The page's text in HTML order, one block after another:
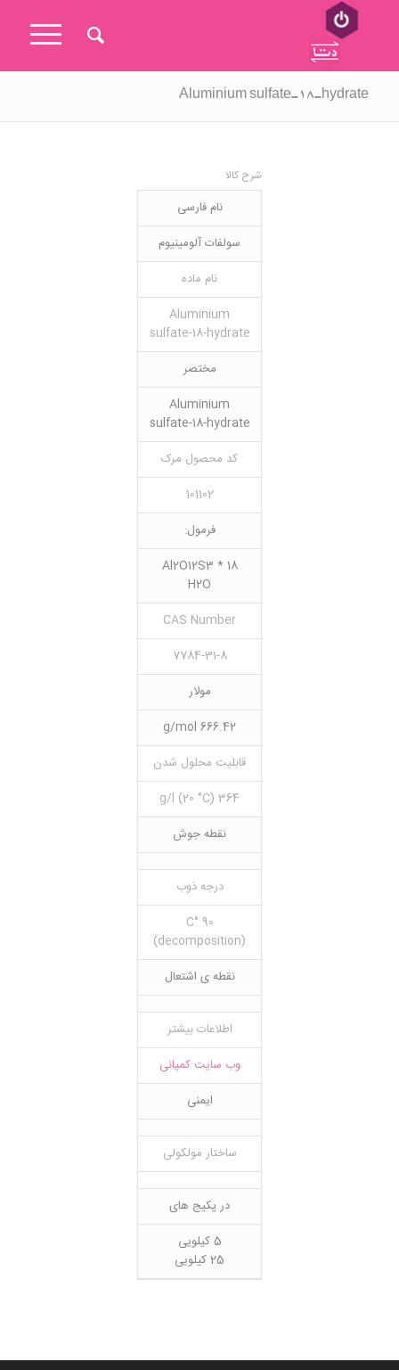
Aluminium sulfate-18-hydrate
شرح کالا
نام فارسی
سولفات آلومینیوم
نام ماده
Aluminium
sulfate-18-hydrate
مختصر
Aluminium
sulfate-18-hydrate
کد محصول مرک
101102
فرمول:
Al2O12S3 * 18
H2O
CAS Number
7784-31-8
مولار
666.42 g/mol
قابلیت محلول شدن
364 g/l (20 °C)
نقطه جوش
درجه ذوب
90 °C
(decomposition)
نقطه ی اشتعال
اطلاعات بیشتر
وب سایت کمپانی
ایمنی
ساختار مولکولی
در پکیج های
5 کیلویی
25 کیلویی